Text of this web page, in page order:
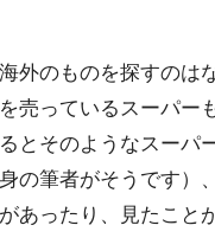
外のものを探すのは
売っているスーパー
とそのようなスーパ
の筆者がそうです）
あったり、見たこと